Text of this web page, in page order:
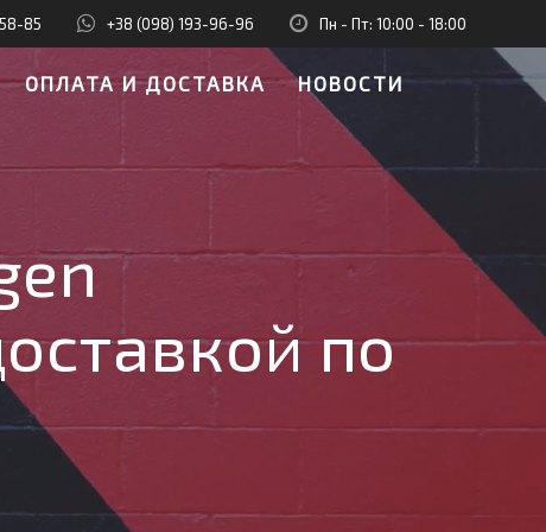
85 +38 (098) 193-96-96 Пн - Пт: 10:00 - 18:00
ОПЛАТА И ДОСТАВКА
НОВОСТИ
по